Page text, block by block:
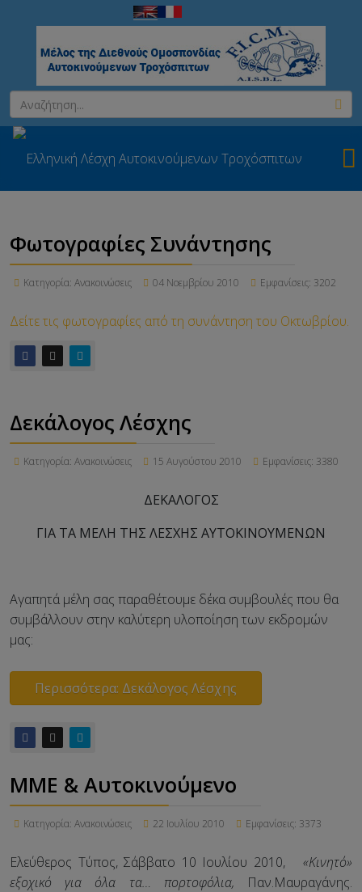
Φωτογραφίες Συνάντησης
Κατηγορία: Ανακοινώσεις 04 Νοεμβρίου 2010 Εμφανίσεις: 3202
Δείτε τις φωτογραφίες από τη συνάντηση του Οκτωβρίου.
Δεκάλογος Λέσχης
Κατηγορία: Ανακοινώσεις 15 Αυγούστου 2010 Εμφανίσεις: 3380
ΔΕΚΑΛΟΓΟΣ
ΓΙΑ ΤΑ ΜΕΛΗ ΤΗΣ ΛΕΣΧΗΣ ΑΥΤΟΚΙΝΟΥΜΕΝΩΝ
Αγαπητά μέλη σας παραθέτουμε δέκα συμβουλές που θα
συμβάλλουν στην καλύτερη υλοποίηση των εκδρομών
μας:
Περισσότερα: Δεκάλογος Λέσχης
ΜΜΕ & Αυτοκινούμενο
Κατηγορία: Ανακοινώσεις 22 Ιουλίου 2010 Εμφανίσεις: 3373
Ελεύθερος Τύπος, Σάββατο 10 Ιουλίου 2010, «Κινητό»
εξοχικό για όλα τα… πορτοφόλια, Παν.Μαυραγάνης.